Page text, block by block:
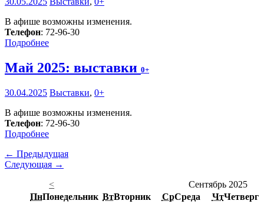
В афише возможны изменения.
Телефон: 72-96-30
Подробнее
Май 2025: выставки 0+
30.04.2025 Выставки, 0+
В афише возможны изменения.
Телефон: 72-96-30
Подробнее
← Предыдущая
Следующая →
<
Сентябрь 2025
ПнПонедельник ВтВторник СрСреда ЧтЧетверг